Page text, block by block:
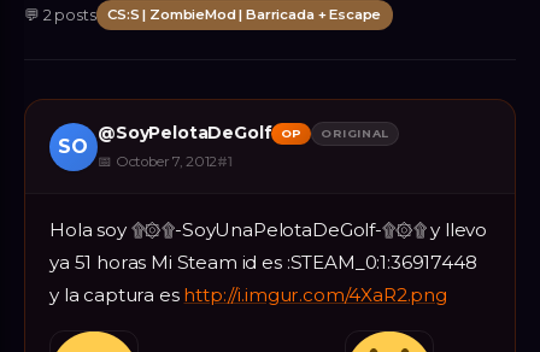
💬 2 posts CS:S | ZombieMod | Barricada + Escape
SO
@SoyPelotaDeGolf OP ORIGINAL
📅 October 7, 2012#1
Hola soy ۩۞۩-SoyUnaPelotaDeGolf-۩۞۩ y llevo
ya 51 horas Mi Steam id es :STEAM_0:1:36917448
y la captura es http://i.imgur.com/4XaR2.png